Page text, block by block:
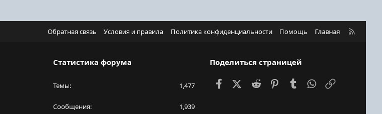
Обратная связь Условия и правила Политика конфиденциальности Помощь Главная
R
Статистика форума
Темы 1,477
Сообщения 1,939
Поделиться страницей
FacebookX (Twitter)
Reddit PinterestTumblr WhatsApp